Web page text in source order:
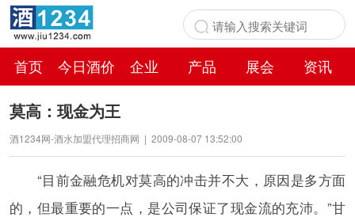
首页 今日酒价 企业 产品 展会
资讯
百科
莫高：现金为王
酒1234网-酒水加盟代理招商网 | 2009-08-07 13:52:00
“目前金融危机对莫高的冲击并不大，原因是多方面
的，但最重要的一点，是公司保证了现金流的充沛。”甘